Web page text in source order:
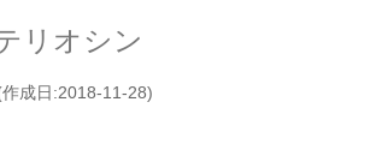
リオシン
作成日:2018-11-28)